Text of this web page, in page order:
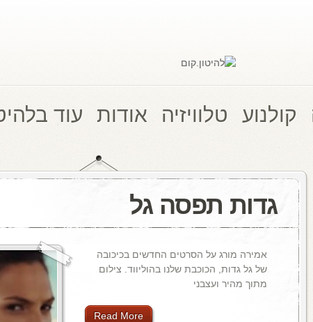
קולנוע טלוויזיה אודות עוד
גדות תפסה גל
אמירה מורג על הסרטים החדשים בכיכובה
של גל גדות, הכוכבת שלנו בהוליווד. צילום
מתוך מהיר ועצבני
Read More